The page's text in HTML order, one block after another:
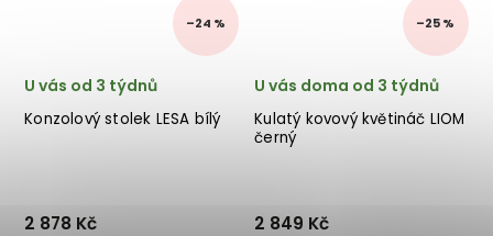
–24 %
Konzolový stolek LESA bílý
U vás od 3 týdnů
2 878 Kč
–25 %
Kulatý kovový květináč LIOM
černý
U vás doma od 3 týdnů
2 849 Kč